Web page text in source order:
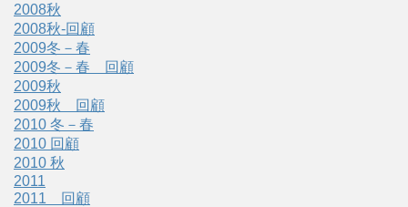
2008秋
2008秋-回顧
2009冬－春
2009冬－春 回顧
2009秋
2009秋 回顧
2010 冬－春
2010 回顧
2010 秋
2011
2011 回顧